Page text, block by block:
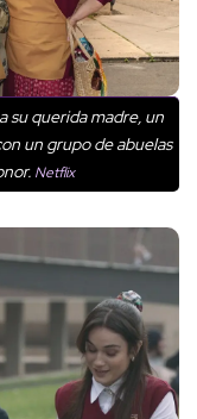
su querida madre, un
un grupo de abuelas
Netflix